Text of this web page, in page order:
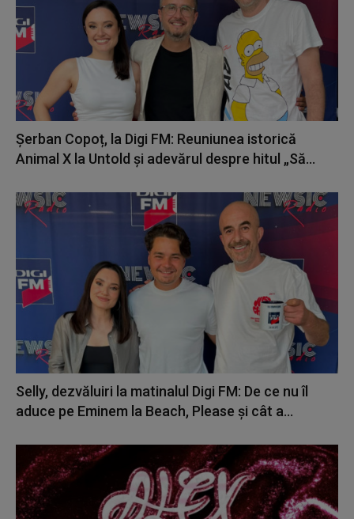
Șerban Copoț, la Digi FM: Reuniunea istorică
Animal X la Untold și adevărul despre hitul „Să...
Selly, dezvăluiri la matinalul Digi FM: De ce nu îl
aduce pe Eminem la Beach, Please și cât a...